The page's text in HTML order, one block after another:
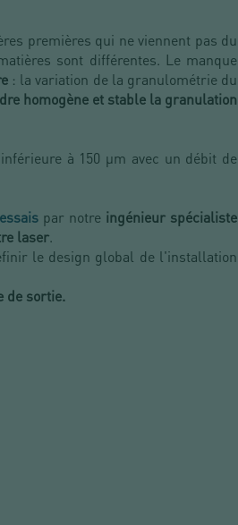
premières qui ne viennent pas du
sont différentes. Le manque
: la variation de la granulométrie du
homogène et stable la granulation
à 150 µm avec un débit de
par notre ingénieur spécialiste
laser.
le design global de l'installation
de sortie.